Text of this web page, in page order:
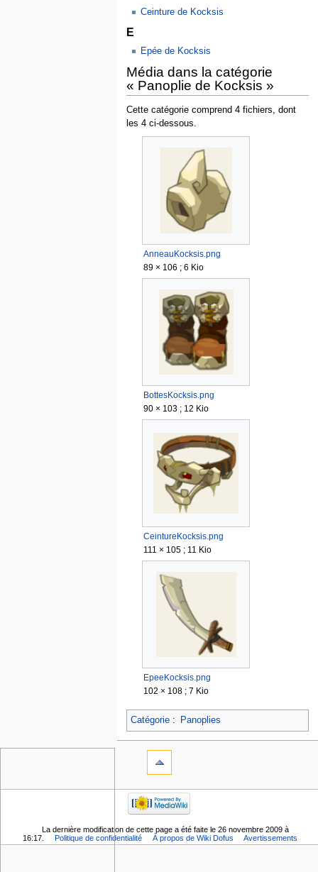
Ceinture de Kocksis
E
Epée de Kocksis
Média dans la catégorie
« Panoplie de Kocksis »
Cette catégorie comprend 4 fichiers, dont
les 4 ci-dessous.
AnneauKocksis.png
89 × 106 ; 6 Kio
BottesKocksis.png
90 × 103 ; 12 Kio
CeintureKocksis.png
111 × 105 ; 11 Kio
EpeeKocksis.png
102 × 108 ; 7 Kio
Catégorie: Panoplies
La dernière modification de cette page a été faite le 26 novembre 2009 à
16:17.
Politique de confidentialité À propos de Wiki Dofus Avertissements